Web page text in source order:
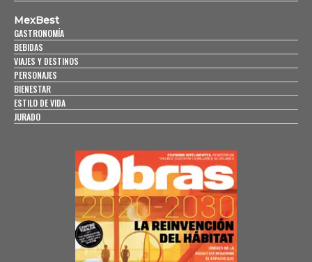
MexBest
GASTRONOMÍA
BEBIDAS
VIAJES Y DESTINOS
PERSONAJES
BIENESTAR
ESTILO DE VIDA
JURADO